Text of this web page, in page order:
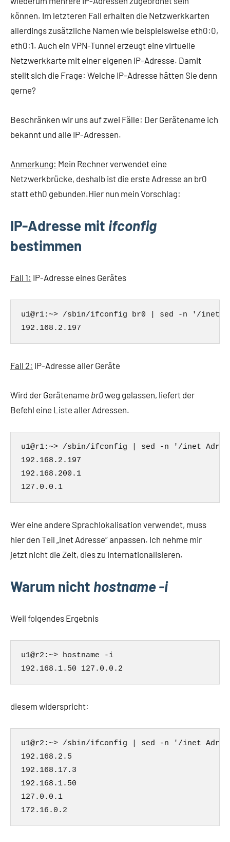
können. Im letzteren Fall erhalten die Netzwerkkarten
allerdings zusätzliche Namen wie beispielsweise eth0:0,
eth0:1. Auch ein VPN-Tunnel erzeugt eine virtuelle
Netzwerkkarte mit einer eigenen IP-Adresse. Damit
stellt sich die Frage: Welche IP-Adresse hätten Sie denn
gerne?
Beschränken wir uns auf zwei Fälle: Der Gerätename ich
bekannt und alle IP-Adressen.
Anmerkung: Mein Rechner verwendet eine
Netzwerkbrücke, deshalb ist die erste Adresse an br0
statt eth0 gebunden.Hier nun mein Vorschlag:
IP-Adresse mit ifconfig
bestimmen
Fall 1: IP-Adresse eines Gerätes
u1@r1:~> /sbin/ifconfig br0 | sed -n '/inet
Fall 2: IP-Adresse aller Geräte
Wird der Gerätename br0weg gelassen, liefert der
Befehl eine Liste aller Adressen.
u1@r1:~> /sbin/ifconfig | sed -n '/inet
192.168.2.197
192.168.200.1
Wer eine andere Sprachlokalisation verwendet, muss
hier den Teil „inet Adresse“ anpassen. Ich nehme mir
jetzt nicht die Zeit, dies zu Internationalisieren.
Warum nicht hostname -i
Weil folgendes Ergebnis
u1@r2:~> hostname -i
diesem widerspricht:
u1@r2:~> /sbin/ifconfig | sed -n '/inet
192.168.2.5
192.168.17.3
192.168.1.50
127.0.0.1